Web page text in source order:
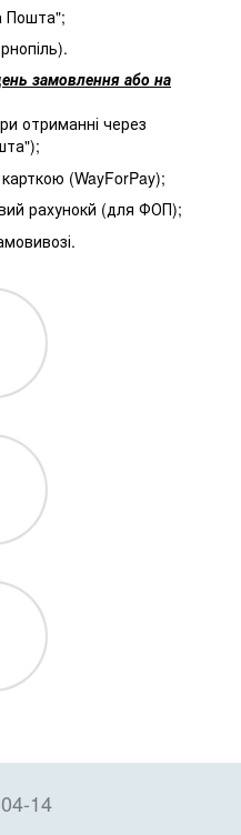
Пошта";
замовлення або на
отриманні через
(WayForPay);
рахунокй (для ФОП);
14